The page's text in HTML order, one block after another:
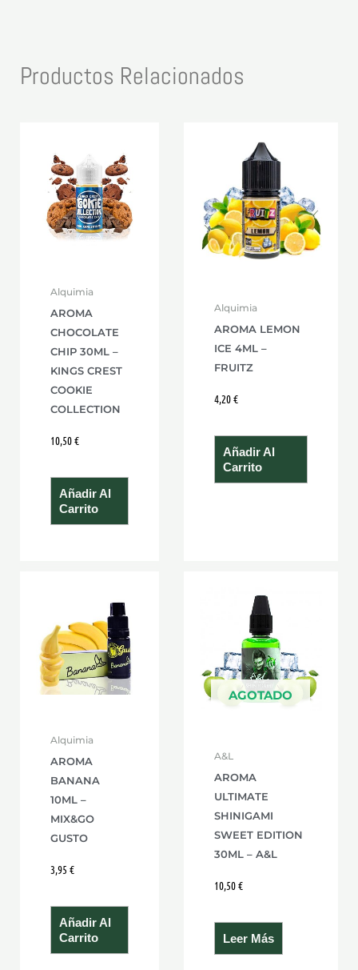
Productos Relacionados
Alquimia
AROMA
CHOCOLATE
CHIP 30ML –
KINGS CREST
COOKIE
COLLECTION
10,50€
Añadir Al
Carrito
Alquimia
AROMA LEMON
ICE 4ML –
FRUITZ
4,20€
Añadir Al
Carrito
Alquimia
AROMA
BANANA
10ML –
MIX&GO
GUSTO
3,95 €
Añadir Al
Carrito
AGOTADO
A&L
AROMA
ULTIMATE
SHINIGAMI
SWEET EDITION
30ML – A&L
10,50€
Leer Más